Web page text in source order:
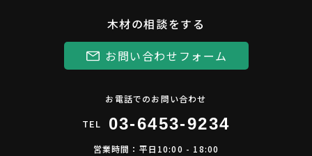
木材の相談をする
お問い合わせフォーム
お電話でのお問い合わせ
TEL 03-6453-9234
営業時間：平日10:00 - 18:00